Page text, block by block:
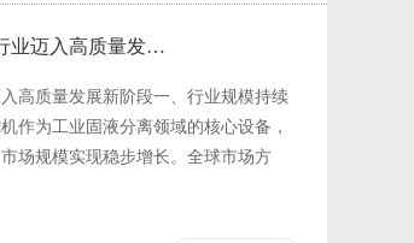
业迈入高质量发…
高质量发展新阶段一、行业规模持续
作为工业固液分离领域的核心设备，
场规模实现稳步增长。全球市场方